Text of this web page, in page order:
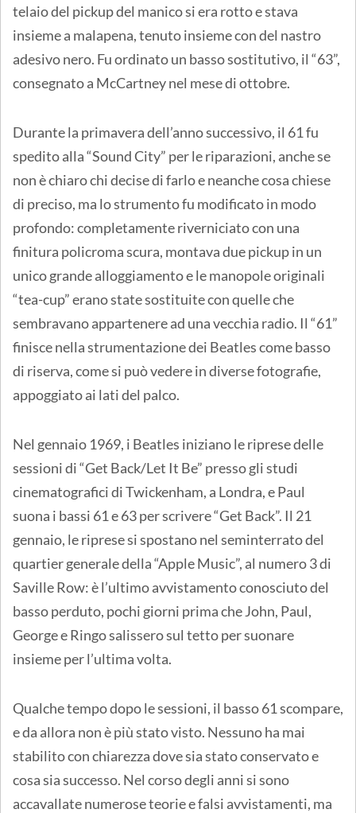
telaio del pickup del manico si era rotto e stava
insieme a malapena, tenuto insieme con del nastro
adesivo nero. Fu ordinato un basso sostitutivo, il “63”,
consegnato a McCartney nel mese di ottobre.
Durante la primavera dell’anno successivo, il 61 fu
spedito alla “Sound City” per le riparazioni, anche se
non è chiaro chi decise di farlo e neanche cosa chiese
di preciso, ma lo strumento fu modificato in modo
profondo: completamente riverniciato con una
finitura policroma scura, montava due pickup in un
unico grande alloggiamento e le manopole originali
“tea-cup” erano state sostituite con quelle che
sembravano appartenere ad una vecchia radio. Il “61”
finisce nella strumentazione dei Beatles come basso
di riserva, come si può vedere in diverse fotografie,
appoggiato ai lati del palco.
Nel gennaio 1969, i Beatles iniziano le riprese delle
sessioni di “Get Back/Let It Be” presso gli studi
cinematografici di Twickenham, a Londra, e Paul
suona i bassi 61 e 63 per scrivere “Get Back”. Il 21
gennaio, le riprese si spostano nel seminterrato del
quartier generale della “Apple Music”, al numero 3 di
Saville Row: è l’ultimo avvistamento conosciuto del
basso perduto, pochi giorni prima che John, Paul,
George e Ringo salissero sul tetto per suonare
insieme per l’ultima volta.
Qualche tempo dopo le sessioni, il basso 61 scompare,
e da allora non è più stato visto. Nessuno ha mai
stabilito con chiarezza dove sia stato conservato e
cosa sia successo. Nel corso degli anni si sono
accavallate numerose teorie e falsi avvistamenti, ma